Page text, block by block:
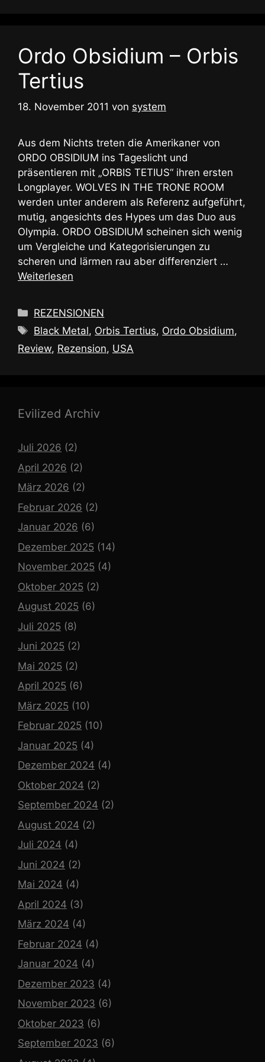
Ordo Obsidium – Orbis
Tertius
18. November 2011 von system
Aus dem Nichts treten die Amerikaner von
ORDO OBSIDIUM ins Tageslicht und
präsentieren mit „ORBIS TETIUS“ ihren ersten
Longplayer. WOLVES IN THE TRONE ROOM
werden unter anderem als Referenz aufgeführt,
mutig, angesichts des Hypes um das Duo aus
Olympia. ORDO OBSIDIUM scheinen sich wenig
um Vergleiche und Kategorisierungen zu
scheren und lärmen rau aber differenziert …
Weiterlesen
Kategorien
REZENSIONEN
Schlagwörter
Black Metal, Orbis Tertius, Ordo Obsidium,
Review, Rezension, USA
Evilized Archiv
Juli 2026 (2)
April 2026 (2)
März 2026 (2)
Februar 2026 (2)
Januar 2026 (6)
Dezember 2025 (14)
November 2025 (4)
Oktober 2025 (2)
August 2025 (6)
Juli 2025 (8)
Juni 2025 (2)
Mai 2025 (2)
April 2025 (6)
März 2025 (10)
Februar 2025 (10)
Januar 2025 (4)
Dezember 2024 (4)
Oktober 2024 (2)
September 2024 (2)
August 2024 (2)
Juli 2024 (4)
Juni 2024 (2)
Mai 2024 (4)
April 2024 (3)
März 2024 (4)
Februar 2024 (4)
Januar 2024 (4)
Dezember 2023 (4)
November 2023 (6)
Oktober 2023 (6)
September 2023 (6)